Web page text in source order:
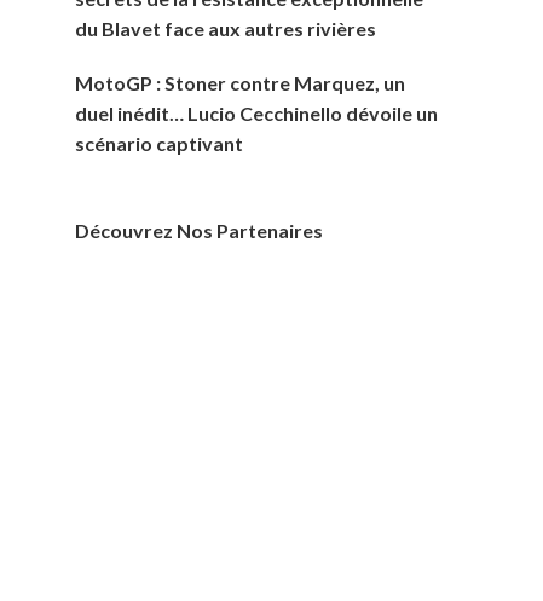
du Blavet face aux autres rivières
MotoGP : Stoner contre Marquez, un
duel inédit… Lucio Cecchinello dévoile un
scénario captivant
Découvrez Nos Partenaires